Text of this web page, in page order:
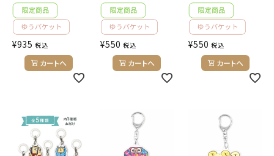
¥935 税込
カートへ
¥550 税込
カートへ
¥550 税込
カートへ